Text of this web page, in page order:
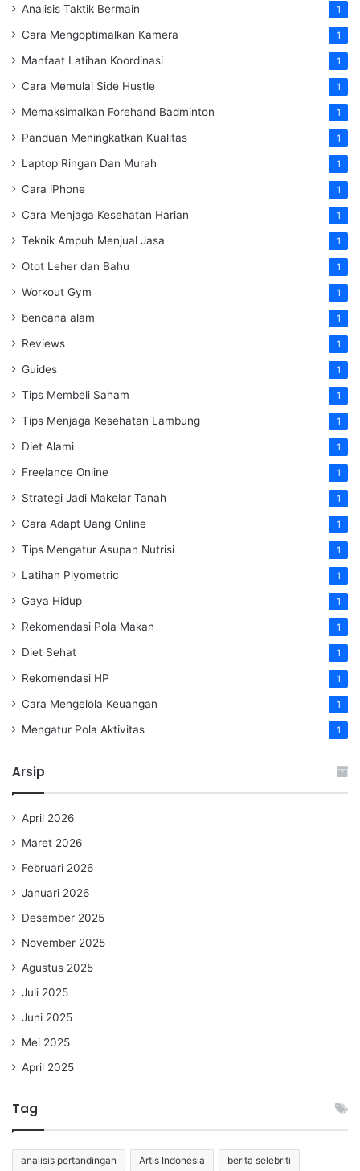
Analisis Taktik Bermain 1
Cara Mengoptimalkan Kamera 1
Manfaat Latihan Koordinasi 1
Cara Memulai Side Hustle 1
Memaksimalkan Forehand Badminton 1
Panduan Meningkatkan Kualitas 1
Laptop Ringan Dan Murah 1
Cara iPhone 1
Cara Menjaga Kesehatan Harian 1
Teknik Ampuh Menjual Jasa 1
Otot Leher dan Bahu 1
Workout Gym 1
bencana alam 1
Reviews 1
Guides 1
Tips Membeli Saham 1
Tips Menjaga Kesehatan Lambung 1
Diet Alami 1
Freelance Online 1
Strategi Jadi Makelar Tanah 1
Cara Adapt Uang Online 1
Tips Mengatur Asupan Nutrisi 1
Latihan Plyometric 1
Gaya Hidup 1
Rekomendasi Pola Makan 1
Diet Sehat 1
Rekomendasi HP 1
Cara Mengelola Keuangan 1
Mengatur Pola Aktivitas 1
Arsip
April 2026
Maret 2026
Februari 2026
Januari 2026
Desember 2025
November 2025
Agustus 2025
Juli 2025
Juni 2025
Mei 2025
April 2025
Tag
analisis pertandingan Artis Indonesia berita selebriti